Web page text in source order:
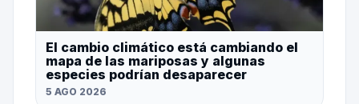
El cambio climático está cambiando el
mapa de las mariposas y algunas
especies podrían desaparecer
5 AGO 2026